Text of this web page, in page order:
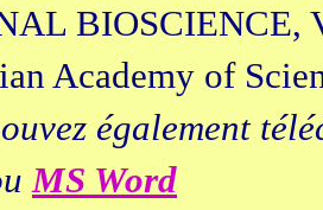
BIOSCIENCE,
Academy of
également
MS Word